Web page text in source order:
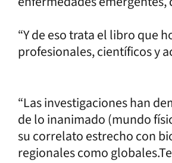
“Y de eso trata el libro que
profesionales, científicos y
“Las investigaciones han
de lo inanimado (mundo
su correlato estrecho con
regionales como